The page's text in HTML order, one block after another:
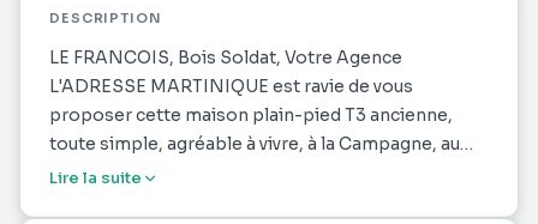
DESCRIPTION
LE FRANCOIS, Bois Soldat, Votre Agence
L'ADRESSE MARTINIQUE est ravie de vous
proposer cette maison plain-pied T3 ancienne,
toute simple, agréable à vivre, à la Campagne, au
calme qui vous séduira par ses deux terrasses
Lire la suite